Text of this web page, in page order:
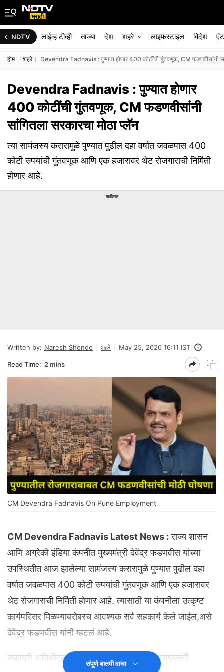
NDTV लाईव्ह टीव्ही ताज्या देश शहरे लाइफस्टाइल विदेश
होम शहरे Devendra Fadnavis : पुण्यात होणार 400 कोटींची गुंतवणूक, CM फडणवीसांनी
Devendra Fadnavis : पुण्यात होणार
400 कोटींची गुंतवणूक, CM फडणवीसांनी
सांगितला सरकारचा मोठा प्लॅन
त्या सामंजस्य करारामुळे पुण्यात पुढील दहा वर्षात जवळपास 400
कोटी रुपयांची गुंतवणूक आणि एक हजारावर थेट रोजगाराची निर्मिती
होणार आहे.
जाहिरात
Written by: Naresh Shende शहरे May 25, 2026 16:11 IST
Read Time: 2 mins
CM Devendra Fadnavis On Pune Employment
CM Devendra Fadnavis Latest News : राज्य शासन
आणि अग्रेको इंडिया कंपनीत मुख्यमंत्री देवेंद्र फडणवीस यांच्या
उपस्थितीत आज झालेल्या सामंजस्य करारामुळे पुण्यात पुढील दहा
वर्षात जवळपास 400 कोटी रुपयांची गुंतवणूक आणि एक हजारावर
थेट रोजगाराची निर्मिती होणार आहे. त्यासाठी या कंपनीला उत्कृष्ट
कार्यपरिसर मिळण्याबरोबरच आवश्यक सर्व सहकार्य केले जाईल,असे
देवेंद्र फडणवीस यांनी म्हटलं आहे.
सह्याद्री अतिथीगृह येथे झालेल्या या सामंजस्य कराराप्रसंगी
संपूर्ण बातमी वाचा